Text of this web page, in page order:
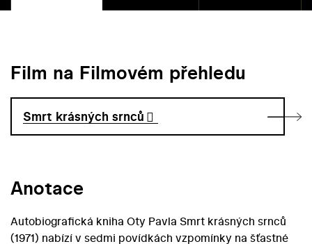
Film na Filmovém přehledu
Smrt krásných srnců
Anotace
Autobiografická kniha Oty Pavla Smrt krásných srnců
(1971) nabízí v sedmi povídkách vzpomínky na šťastné